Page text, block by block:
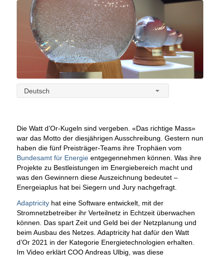
Deutsch
Die Watt d’Or-Kugeln sind vergeben. «Das richtige Mass»
war das Motto der diesjährigen Ausschreibung. Gestern nun
haben die fünf Preisträger-Teams ihre Trophäen vom
Bundesamt für Energieentgegennehmen können. Was ihre
Projekte zu Bestleistungen im Energiebereich macht und
was den Gewinnern diese Auszeichnung bedeutet –
Energeiaplus hat bei Siegern und Jury nachgefragt.
Adaptricityhat eine Software entwickelt, mit der
Stromnetzbetreiber ihr Verteilnetz in Echtzeit überwachen
können. Das spart Zeit und Geld bei der Netzplanung und
beim Ausbau des Netzes. Adaptricity hat dafür den Watt
d’Or 2021 in der Kategorie Energietechnologien erhalten.
Im Video erklärt COO Andreas Ulbig, was diese